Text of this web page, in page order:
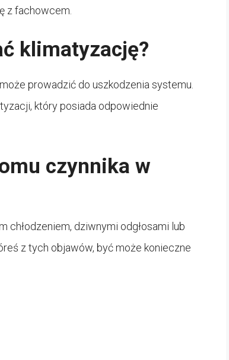
z fachowcem.
klimatyzację?
prowadzić do uszkodzenia systemu.
który posiada odpowiednie
czynnika w
chłodzeniem, dziwnymi odgłosami lub
z tych objawów, być może konieczne